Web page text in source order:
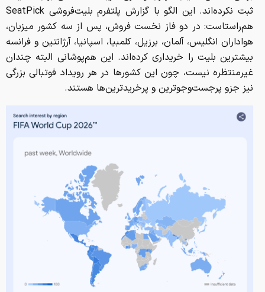
ثبت نکرده‌اند. این الگو با گزارش پلتفرم بلیت‌فروشی SeatPick
هم‌راستاست: در دو فاز نخست فروش، پس از سه کشور میزبان،
هواداران انگلیس، آلمان، برزیل، کلمبیا، اسپانیا، آرژانتین و فرانسه
بیشترین بلیت را خریداری کرده‌اند. این هم‌پوشانی البته چندان
غیرمنتظره نیست، چون این کشورها در هر رویداد فوتبالی بزرگی
نیز جزو پرجست‌وجوترین و پرخریدترین‌ها هستند.